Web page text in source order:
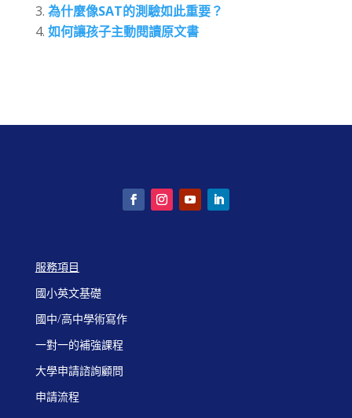
為什麼像SAT的測驗如此重要？
如何讓孩子主動閱讀原文書
服務項目
國小英文基礎
國中/高中學術寫作
一對一的補強課程
大學申請諮詢顧問
申請流程